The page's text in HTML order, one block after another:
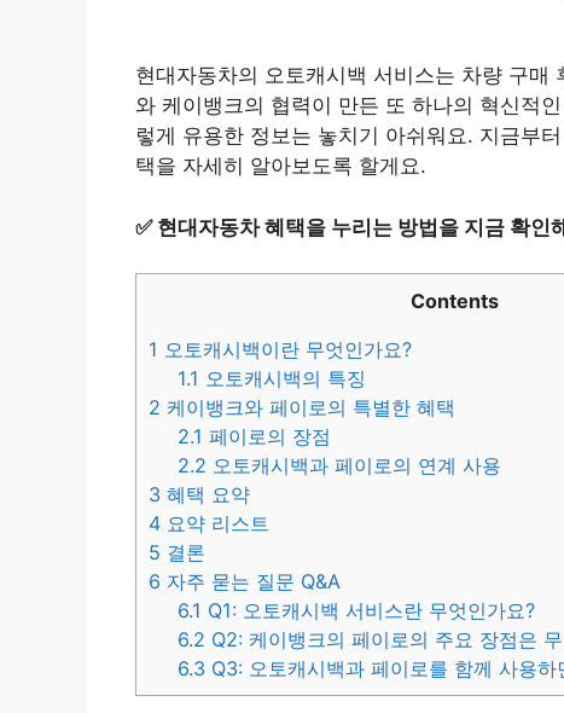
현대자동차의 오토캐시백 서비스는 차량 구
와 케이뱅크의 협력이 만든 또 하나의 혁신적
렇게 유용한 정보는 놓치기 아쉬워요. 지금부
택을 자세히 알아보도록 할게요.
✅ 현대자동차 혜택을 누리는 방법을 지금 확인
Contents
1 오토캐시백이란 무엇인가요?
1.1 오토캐시백의 특징
2 케이뱅크와 페이로의 특별한 혜택
2.1 페이로의 장점
2.2 오토캐시백과 페이로의 연계 사용
3 혜택 요약
4 요약 리스트
5 결론
6 자주 묻는 질문 Q&A
6.1 Q1: 오토캐시백 서비스란 무엇인가요?
6.2 Q2: 케이뱅크의 페이로의 주요 장점은
6.3 Q3: 오토캐시백과 페이로를 함께 사용